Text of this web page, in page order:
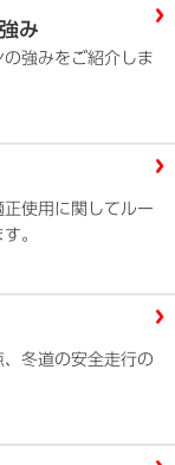
み
強みをご紹介しま
正使用に関してルー
。
冬道の安全走行の